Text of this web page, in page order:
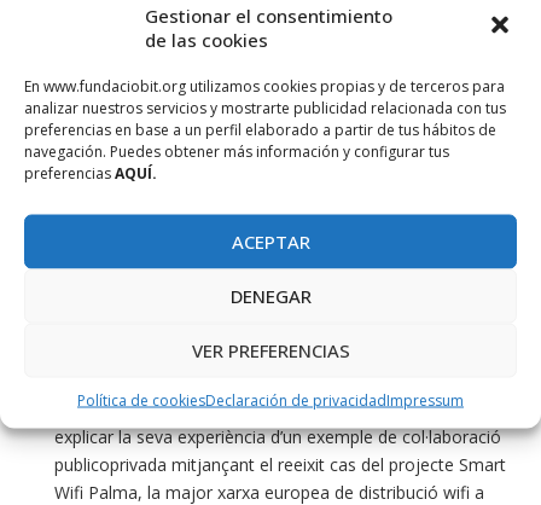
Gestionar el consentimiento
de las cookies
En www.fundaciobit.org utilizamos cookies propias y de terceros para
analizar nuestros servicios y mostrarte publicidad relacionada con tus
preferencias en base a un perfil elaborado a partir de tus hábitos de
navegación. Puedes obtener más información y configurar tus
preferenciasAQUÍ.
ACEPTAR
DENEGAR
VER PREFERENCIAS
Política de cookiesDeclaración de privacidadImpressum
proveïdors han de convertir-se en socis. En Melià s’escolta
als clients, consideren internet no només una plataforma
los partícips del negoci, donar idees…
Manuel Molina (Director Hosteltur) considera que cal
entendre la sostenibilitat de manera completa, no només
com a energia, … també el seu impacte en l’economia
local.
SMART INNOVATION: Casos d’èxit. Noves tecnologies,
sistemes de gestió intel·ligent per a la millora de l’energia
Mauricio Socias(CEO&Founder Mallorca Wifi)ens va
explicar la seva experiència d’un exemple de col·laboració
publicoprivada mitjançant el reeixit cas del projecte Smart
Wifi Palma, la major xarxa europea de distribució wifi a